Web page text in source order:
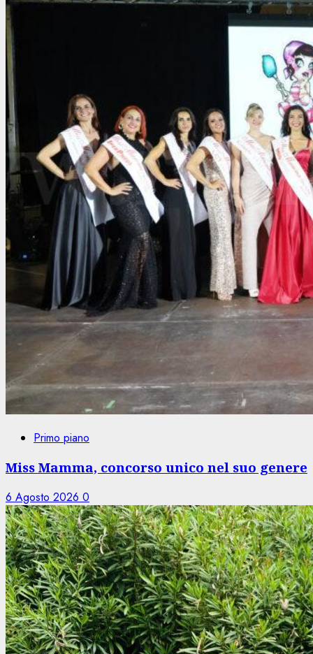
Primo piano
Miss Mamma, concorso unico nel suo genere
6 Agosto 2026 0